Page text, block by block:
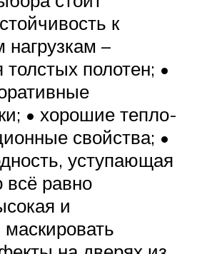
к
нагрузкам –
полотен; •
• хорошие тепло-
свойства; •
уступающая
всё равно
и